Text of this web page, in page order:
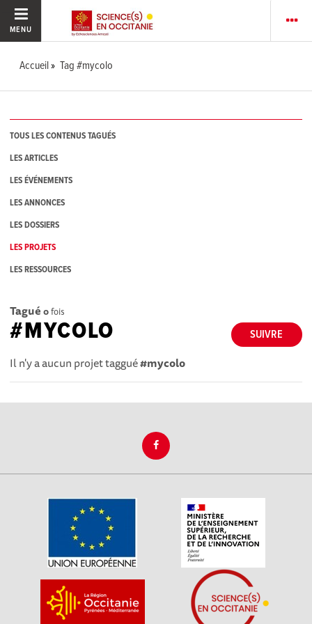
MENU
Accueil Tag #mycolo
TOUS LES CONTENUS TAGUÉS
LES ARTICLES
LES ÉVÉNEMENTS
LES ANNONCES
LES DOSSIERS
LES PROJETS
LES RESSOURCES
Tagué 0fois
SUIVRE
#MYCOLO
Il n'y a aucun projet taggué#mycolo